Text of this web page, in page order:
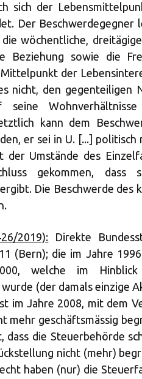
sich der
Der Beschwerdegegner
wöchentliche,
Beziehung sowie die
der
nicht, den gegenteiligen
seine
kann dem
er sei in U. [...] politisch
der Umstände des
gekommen, dass
Die Beschwerde des
2019): Direkte
(Bern); die im Jahre
welche im
(der damals einzige
im Jahre 2008, mit dem
mehr geschäftsmässig
dass die Steuerbehörde
nicht (mehr)
haben (nur) die